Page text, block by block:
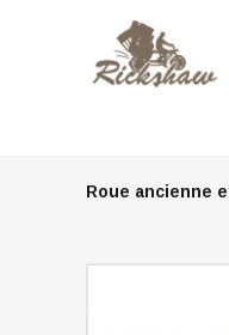
Roue ancienne